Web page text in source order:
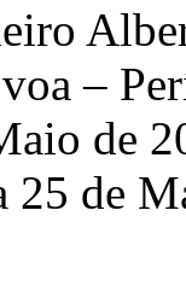
–
de
25 de